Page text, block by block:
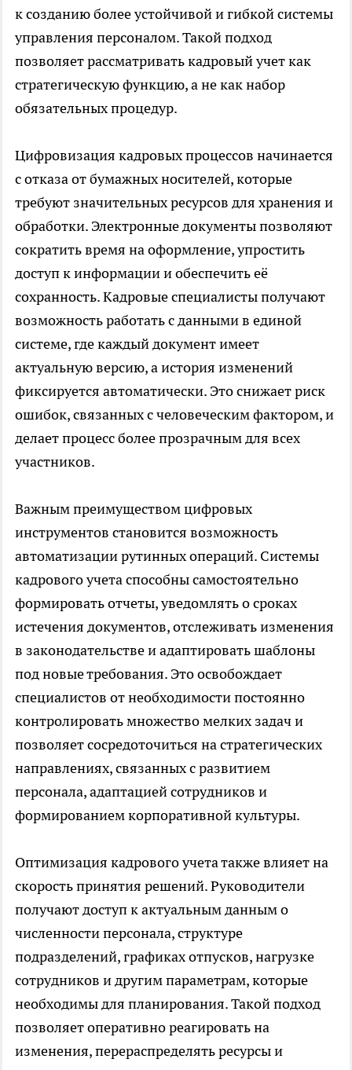
к созданию более устойчивой и гибкой системы
управления персоналом. Такой подход
позволяет рассматривать кадровый учет как
стратегическую функцию, а не как набор
обязательных процедур.
Цифровизация кадровых процессов начинается
с отказа от бумажных носителей, которые
требуют значительных ресурсов для хранения и
обработки. Электронные документы позволяют
сократить время на оформление, упростить
доступ к информации и обеспечить её
сохранность. Кадровые специалисты получают
возможность работать с данными в единой
системе, где каждый документ имеет
актуальную версию, а история изменений
фиксируется автоматически. Это снижает риск
ошибок, связанных с человеческим фактором, и
делает процесс более прозрачным для всех
участников.
Важным преимуществом цифровых
инструментов становится возможность
автоматизации рутинных операций. Системы
кадрового учета способны самостоятельно
формировать отчеты, уведомлять о сроках
истечения документов, отслеживать изменения
в законодательстве и адаптировать шаблоны
под новые требования. Это освобождает
специалистов от необходимости постоянно
контролировать множество мелких задач и
позволяет сосредоточиться на стратегических
направлениях, связанных с развитием
персонала, адаптацией сотрудников и
формированием корпоративной культуры.
Оптимизация кадрового учета также влияет на
скорость принятия решений. Руководители
получают доступ к актуальным данным о
численности персонала, структуре
подразделений, графиках отпусков, нагрузке
сотрудников и другим параметрам, которые
необходимы для планирования. Такой подход
позволяет оперативно реагировать на
изменения, перераспределять ресурсы и